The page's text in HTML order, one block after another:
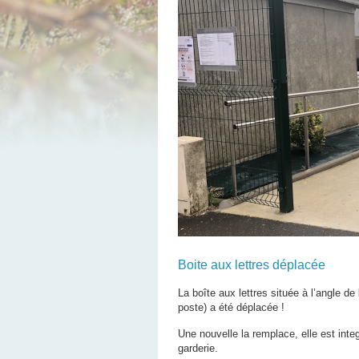
Boite aux lettres déplacée
La boîte aux lettres située à l’angle
poste) a été déplacée !
Une nouvelle la remplace, elle est
garderie.